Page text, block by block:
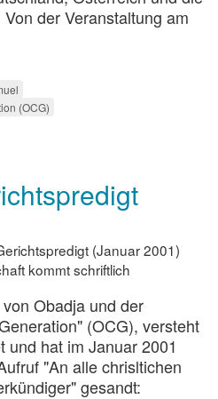
der Veranstaltung am
(OCG)
(Januar 2001)
kommt schriftlich
Obadja und der
(OCG), versteht
und hat im Januar 2001
"An alle chrisltichen
gesandt: